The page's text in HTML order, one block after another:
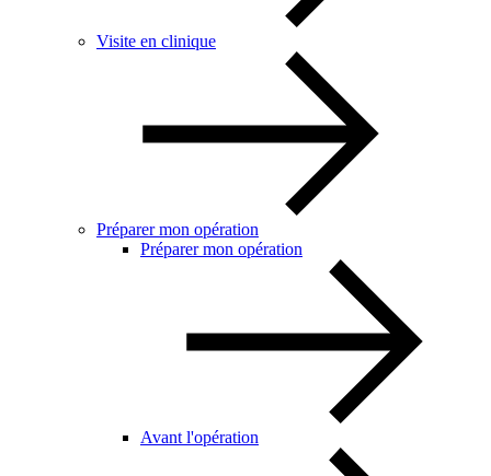
Visite en clinique
Préparer mon opération
Préparer mon opération
Avant l'opération